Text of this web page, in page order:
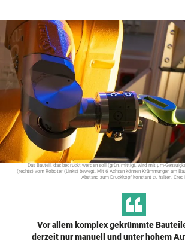
Das Bauteil, das bedruckt werden soll (grün, mittig), wird mit µm-
(rechts) vom Roboter (Links) bewegt. Mit 6 Achsen können Krümmungen am
Abstand zum Druckkopf konstant zu halten.
Vor allem komplex gekrümmte
derzeit nur manuell und unter hohem